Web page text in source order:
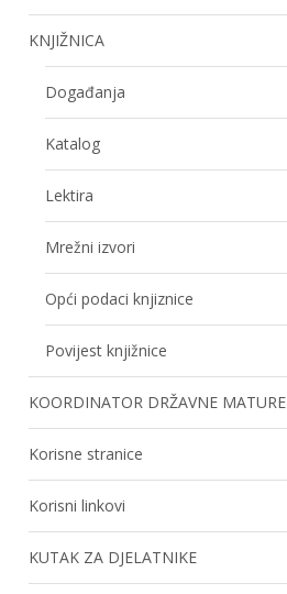
KNJIŽNICA
Događanja
Katalog
Lektira
Mrežni izvori
Opći podaci knjiznice
Povijest knjižnice
KOORDINATOR DRŽAVNE MATURE
Korisne stranice
Korisni linkovi
KUTAK ZA DJELATNIKE